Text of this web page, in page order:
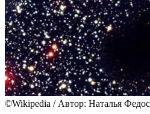
©Wikipedia / Автор: Наталья